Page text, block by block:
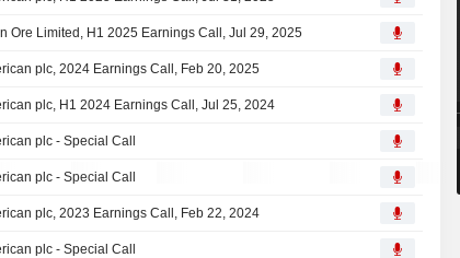
Ore Limited, H1 2025 Earnings Call, Jul 29, 2025
plc, 2024 Earnings Call, Feb 20, 2025
plc, H1 2024 Earnings Call, Jul 25, 2024
plc - Special Call
plc - Special Call
plc, 2023 Earnings Call, Feb 22, 2024
plc - Special Call